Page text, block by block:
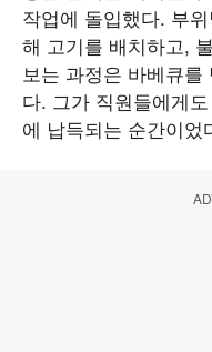
작업에 돌입했다. 부
해 고기를 배치하고,
보는 과정은 바베큐
다. 그가 직원들에게
에 납득되는 순간이었